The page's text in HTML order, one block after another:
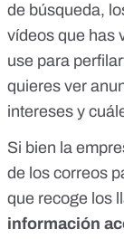
de búsqueda,
vídeos que has
use para
quieres ver
intereses y
Si bien la
de los correos
que recoge los
información